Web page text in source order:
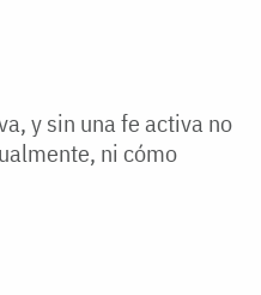
y sin una fe activa no
ni cómo